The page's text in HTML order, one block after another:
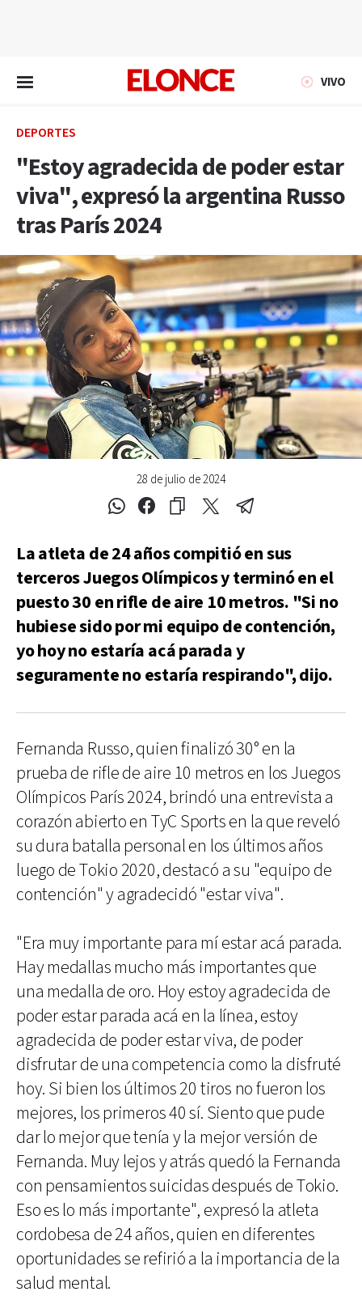
VIVO
DEPORTES
"Estoy agradecida de poder estar
viva", expresó la argentina Russo
tras París 2024
28 de julio de 2024
La atleta de 24 años compitió en sus
terceros Juegos Olímpicos y terminó en el
puesto 30 en rifle de aire 10 metros. "Si no
hubiese sido por mi equipo de contención,
yo hoy no estaría acá parada y
seguramente no estaría respirando", dijo.
Fernanda Russo, quien finalizó 30° en la
prueba de rifle de aire 10 metros en los Juegos
Olímpicos París 2024, brindó una entrevista a
corazón abierto en TyC Sports en la que reveló
su dura batalla personal en los últimos años
luego de Tokio 2020, destacó a su "equipo de
contención" y agradecidó "estar viva".
"Era muy importante para mí estar acá parada.
Hay medallas mucho más importantes que
una medalla de oro. Hoy estoy agradecida de
poder estar parada acá en la línea, estoy
agradecida de poder estar viva, de poder
disfrutar de una competencia como la disfruté
hoy. Si bien los últimos 20 tiros no fueron los
mejores, los primeros 40 sí. Siento que pude
dar lo mejor que tenía y la mejor versión de
Fernanda. Muy lejos y atrás quedó la Fernanda
con pensamientos suicidas después de Tokio.
Eso es lo más importante", expresó la atleta
cordobesa de 24 años, quien en diferentes
oportunidades se refirió a la importancia de la
salud mental.